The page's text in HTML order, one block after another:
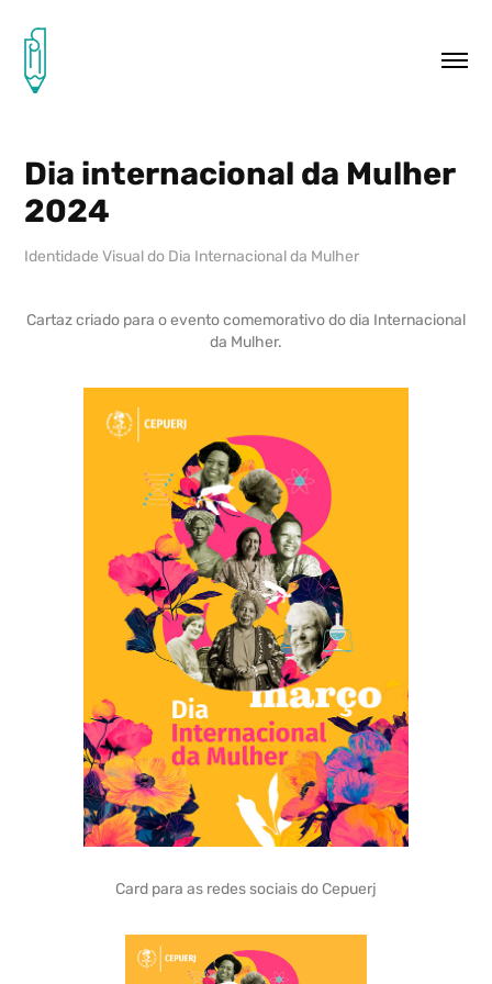
Dia internacional da Mulher
2024
Identidade Visual do Dia Internacional da Mulher
Cartaz criado para o evento comemorativo do dia Internacional
da Mulher.
Card para as redes sociais do Cepuerj